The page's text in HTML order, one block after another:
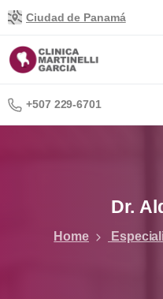
Ciudad de Panamá
+507 229-6701
Dr.
Home